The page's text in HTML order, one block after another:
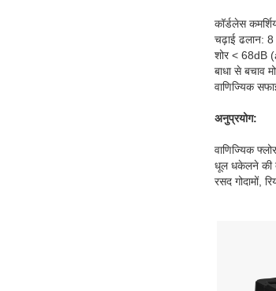
कॉर्डलेस
चढ़ाई ढलान: 8
शोर < 68dB
बाधा से बचाव
वाणिज्यिक
अनुप्रयोग:
वाणिज्यिक
धूल धकेलने की
रसद गोदामों,